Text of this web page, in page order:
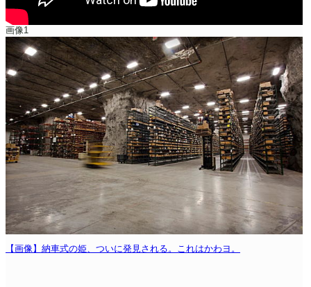
画像1
【画像】納車式の姫、ついに発見される。これはかわヨ。